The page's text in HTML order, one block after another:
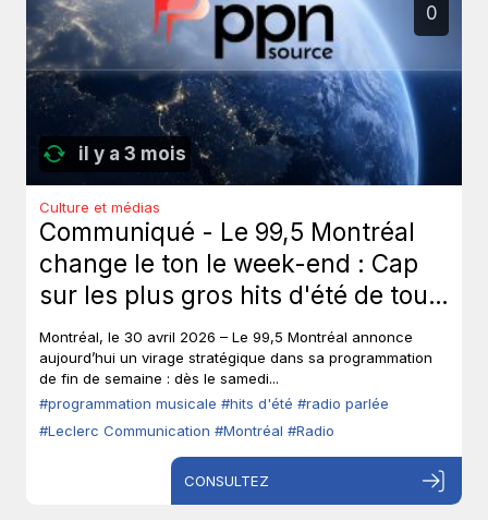
il y a 3 mois
0
Culture et médias
Communiqué - Le 99,5 Montréal
change le ton le week-end : Cap
sur les plus gros hits d'été de tous
les temps, sans toucher à ses voix
fortes en semaine.
Montréal, le 30 avril 2026 – Le 99,5 Montréal annonce
aujourd’hui un virage stratégique dans sa programmation
de fin de semaine : dès le samedi...
#programmation musicale #hits d'été #radio parlée
#Leclerc Communication #Montréal #Radio
CONSULTEZ